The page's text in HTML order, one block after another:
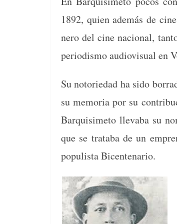
1892, quien además de
nero del cine nacional,
peri­odis­mo audio­vi­su­al en
Su noto­riedad ha sido
su memo­ria por su
Bar­quisime­to llev­a­ba su
que se trata­ba de un
pop­ulista Bicentenario.